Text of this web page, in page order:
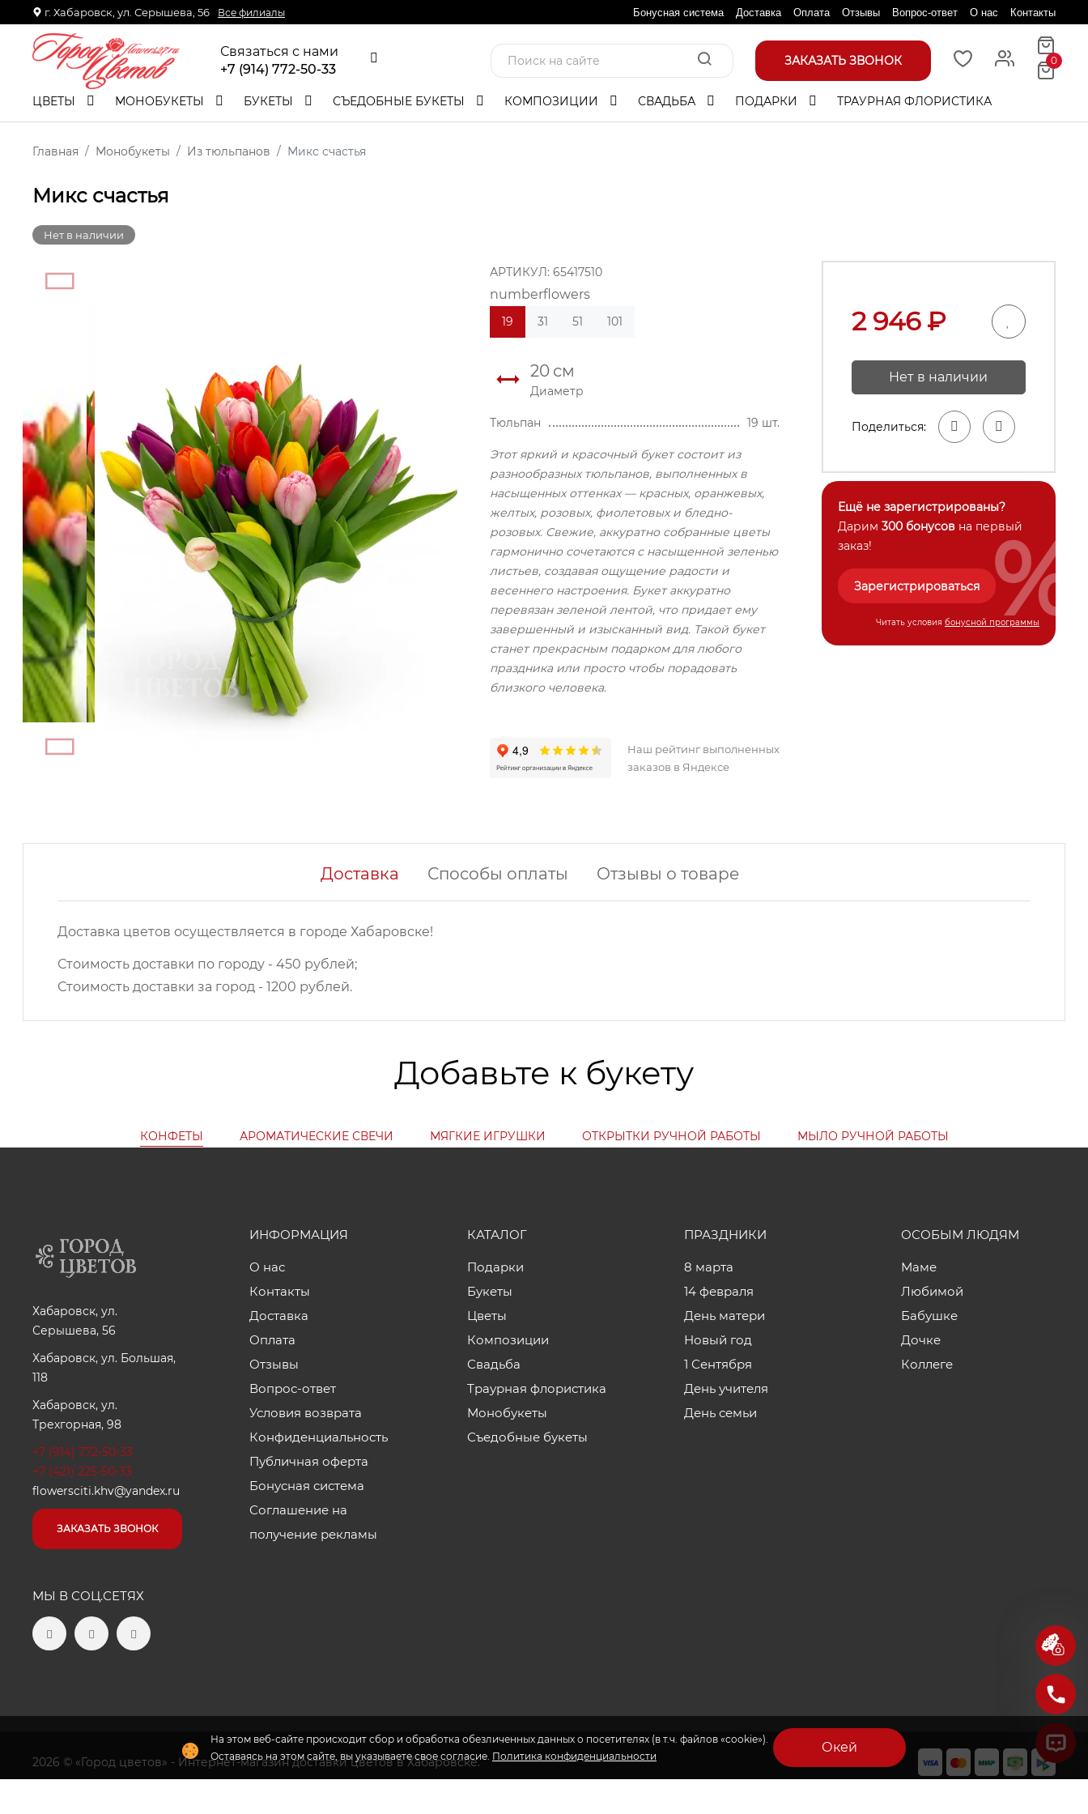
г. Хабаровск, ул. Серышева, 56 Все филиалы Бонусная система Доставка Оплата Отзывы Вопрос-ответ О нас Контакты
Связаться с нами
+7 (914) 772-50-33
ЗАКАЗАТЬ ЗВОНОК 0
ЦВЕТЫ МОНОБУКЕТЫ БУКЕТЫ СЪЕДОБНЫЕ БУКЕТЫ КОМПОЗИЦИИ СВАДЬБА ПОДАРКИ ТРАУРНАЯ ФЛОРИСТИКА
Главная Монобукеты Из тюльпанов Микс счастья
Микс счастья
Нет в наличии
АРТИКУЛ: 65417510
numberflowers
19 31 51 101
20 см
Диаметр
Тюльпан 19 шт.
Этот яркий и красочный букет состоит из
разнообразных тюльпанов, выполненных в
насыщенных оттенках — красных, оранжевых,
желтых, розовых, фиолетовых и бледно-
розовых. Свежие, аккуратно собранные цветы
гармонично сочетаются с насыщенной зеленью
листьев, создавая ощущение радости и
весеннего настроения. Букет аккуратно
перевязан зеленой лентой, что придает ему
завершенный и изысканный вид. Такой букет
станет прекрасным подарком для любого
праздника или просто чтобы порадовать
близкого человека.
Наш рейтинг выполненных
заказов в Яндексе
2 946₽
Нет в наличии
Поделиться:
Ещё не зарегистрированы?
Дарим 300 бонусовна первый
заказ!
Зарегистрироваться
Читать условия бонусной программы
%
Доставка Способы оплаты Отзывы о товаре
Доставка цветов осуществляется в городе Хабаровске!
Стоимость доставки по городу - 450 рублей;
Стоимость доставки за город - 1200 рублей.
Добавьте к букету
КОНФЕТЫ АРОМАТИЧЕСКИЕ СВЕЧИ МЯГКИЕ ИГРУШКИ ОТКРЫТКИ РУЧНОЙ РАБОТЫ МЫЛО РУЧНОЙ РАБОТЫ
На этом веб-сайте происходит сбор и обработка обезличенных данных о посетителях (в т.ч. файлов «cookie»).
Оставаясь на этом сайте, вы указываете свое согласие. Политика конфиденциальности
Окей
Хабаровск, ул.
Серышева, 56
Хабаровск, ул. Большая,
118
Хабаровск, ул.
Трехгорная, 98
+7 (914) 772-50-33
+7 (421) 225-50-33
flowersciti.khv@yandex.ru
ЗАКАЗАТЬ ЗВОНОК
МЫ В СОЦ.СЕТЯХ
ИНФОРМАЦИЯ
О нас
Контакты
Доставка
Оплата
Отзывы
Вопрос-ответ
Условия возврата
Конфиденциальность
Публичная оферта
Бонусная система
Соглашение на
получение рекламы
КАТАЛОГ
Подарки
Букеты
Цветы
Композиции
Свадьба
Траурная флористика
Монобукеты
Съедобные букеты
ПРАЗДНИКИ
8 марта
14 февраля
День матери
Новый год
1 Сентября
День учителя
День семьи
ОСОБЫМ ЛЮДЯМ
Маме
Любимой
Бабушке
Дочке
Коллеге
2026 © «Город цветов» - Интернет-магазин доставки цветов в Хабаровске.